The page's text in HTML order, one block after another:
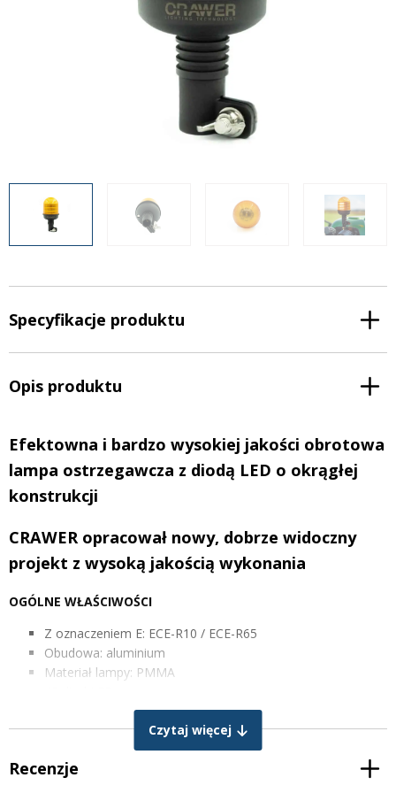
Często zadawane pytania
Bezpłatny projekt oświetlenia
+48 81 884 70 94
info@agraled.pl
Często zadawane pytania
Specyfikacje produktu
Opis produktu
Efektowna i bardzo wysokiej jakości obrotowa
lampa ostrzegawcza z diodą LED o okrągłej
konstrukcji
CRAWER opracował nowy, dobrze widoczny
projekt z wysoką jakością wykonania
OGÓLNE WŁAŚCIWOŚCI
Z oznaczeniem E: ECE-R10 / ECE-R65
Obudowa: aluminium
Materiał lampy: PMMA
Wodoodporność: IP69 (100 KPa)
4 tryby błysku i 2 obroty (w sumie 6 wzorów świetlnych) –
przestawianie za pomocą przełącznika
Zawór zapobiegający skraplaniu się wody
Czytaj więcej
Recenzje